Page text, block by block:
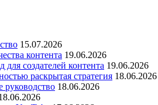
15.07.2026
контента 19.06.2026
создателей контента 19.06.2026
раскрытая стратегия 18.06.2026
руководство 18.06.2026